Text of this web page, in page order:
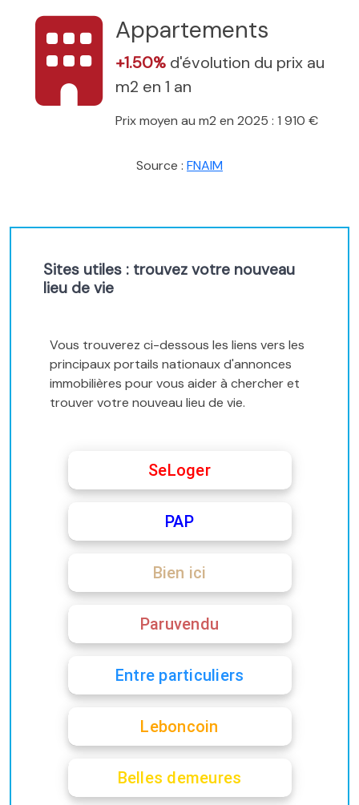
Appartements
+1.50% d'évolution du prix au
m2 en 1 an
Prix moyen au m2 en 2025 : 1 910 €
Source : FNAIM
Sites utiles : trouvez votre nouveau
lieu de vie
Vous trouverez ci-dessous les liens vers les
principaux portails nationaux d'annonces
immobilières pour vous aider à chercher et
trouver votre nouveau lieu de vie.
SeLoger
PAP
Bien ici
Paruvendu
Entre particuliers
Leboncoin
Belles demeures